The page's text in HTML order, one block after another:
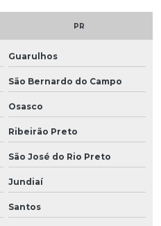
PR
Guarulhos
São Bernardo do Campo
Osasco
Ribeirão Preto
São José do Rio Preto
Jundiaí
Santos